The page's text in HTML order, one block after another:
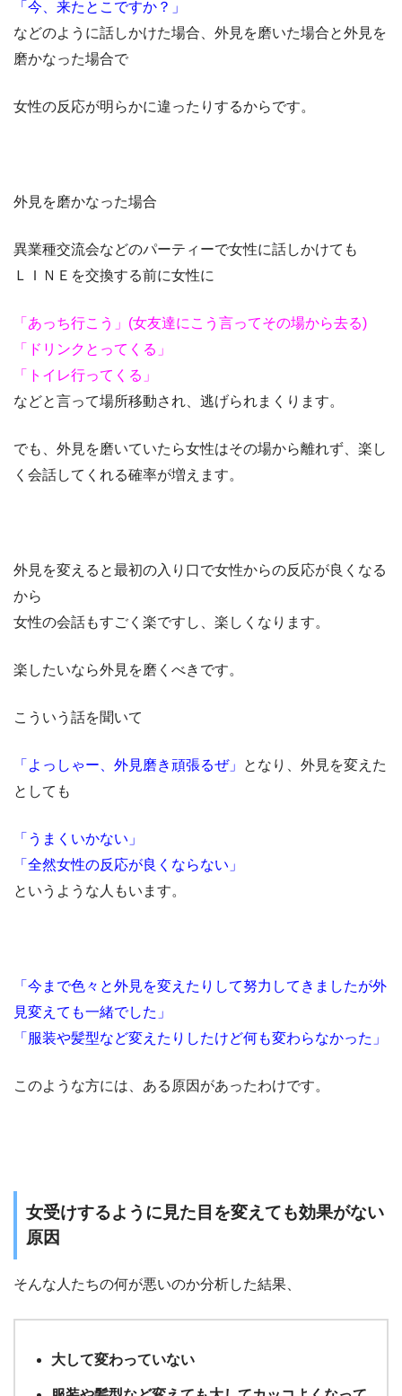
「今、来たとこですか？」
などのように話しかけた場合、外見を磨いた場合と外見を
磨かなった場合で
女性の反応が明らかに違ったりするからです。
外見を磨かなった場合
異業種交流会などのパーティーで女性に話しかけても
ＬＩＮＥを交換する前に女性に
「あっち行こう」(女友達にこう言ってその場から去る)
「ドリンクとってくる」
「トイレ行ってくる」
などと言って場所移動され、逃げられまくります。
でも、外見を磨いていたら女性はその場から離れず、楽し
く会話してくれる確率が増えます。
外見を変えると最初の入り口で女性からの反応が良くなる
から
女性の会話もすごく楽ですし、楽しくなります。
楽したいなら外見を磨くべきです。
こういう話を聞いて
「よっしゃー、外見磨き頑張るぜ」
となり、外見を変えた
としても
「うまくいかない」
「全然女性の反応が良くならない」
というような人もいます。
「今まで色々と外見を変えたりして努力してきましたが外
見変えても一緒でした」
「服装や髪型など変えたりしたけど何も変わらなかった」
このような方には、ある原因があったわけです。
女受けするように見た目を変えても効果がない
原因
そんな人たちの何が悪いのか分析した結果、
大して変わっていない